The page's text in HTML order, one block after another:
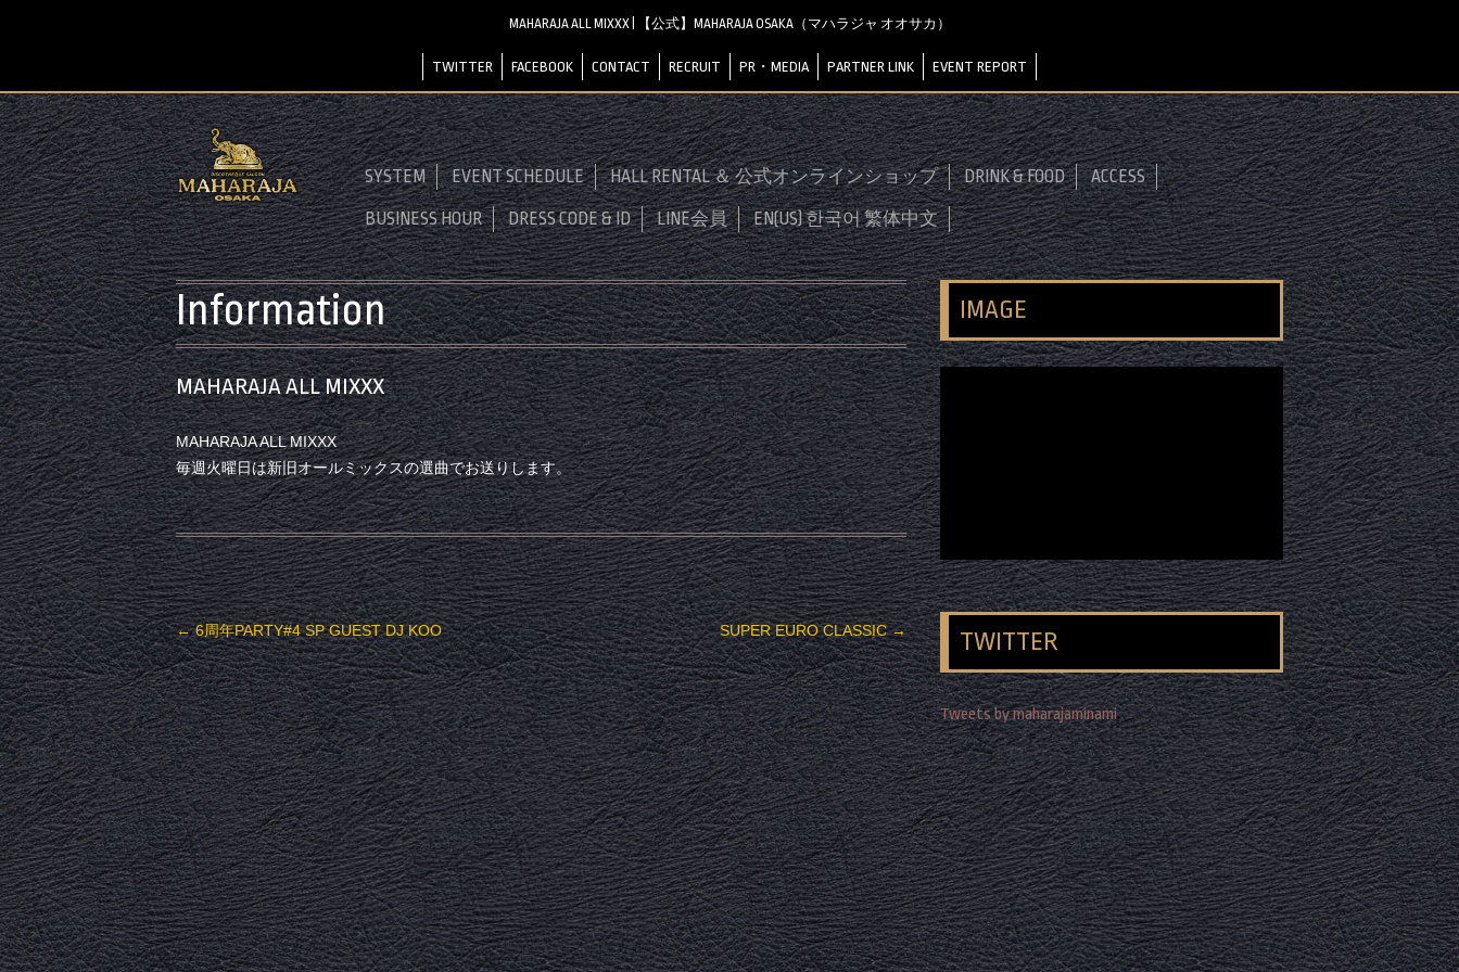
MAHARAJA ALL MIXXX | 【公式】MAHARAJA OSAKA（マハラジャ オオサカ）
TWITTER FACEBOOK CONTACT RECRUIT PR・MEDIA PARTNER LINK EVENT REPORT
SYSTEM EVENT SCHEDULE HALL RENTAL ＆ 公式オンラインショップ DRINK & FOOD ACCESS
BUSINESS HOUR DRESS CODE & ID LINE会員 EN(US) 한국어 繁体中文
Information
MAHARAJA ALL MIXXX
MAHARAJA ALL MIXXX
毎週火曜日は新旧オールミックスの選曲でお送りします。
投稿ナビゲーション
←6周年PARTY#4 SP GUEST DJ KOO SUPER EURO CLASSIC→
IMAGE
TWITTER
Tweets by maharajaminami